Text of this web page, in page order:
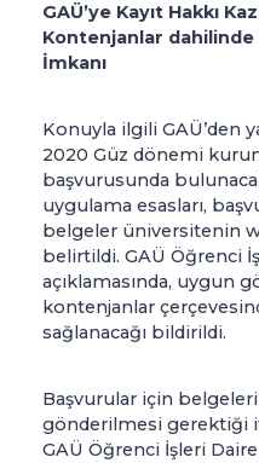
GAÜ’ye Kayıt Hakkı
Kontenjanlar dahilinde
İmkanı
Konuyla ilgili GAÜ’den
2020 Güz dönemi
başvurusunda
uygulama esasları,
belgeler üniversitenin
belirtildi. GAÜ Öğrenci
açıklamasında, uygun
kontenjanlar
sağlanacağı bildirildi.
Başvurular için
gönderilmesi gerektiği
GAÜ Öğrenci İşleri Daire